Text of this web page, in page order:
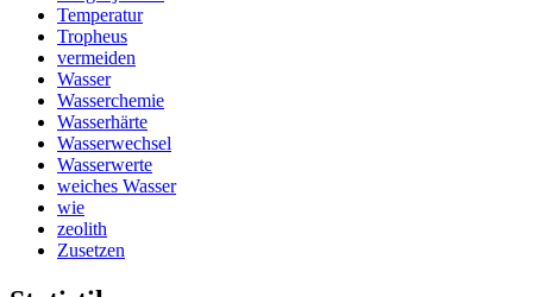
Temperatur
Tropheus
vermeiden
Wasser
Wasserchemie
Wasserhärte
Wasserwechsel
Wasserwerte
weiches Wasser
wie
zeolith
Zusetzen